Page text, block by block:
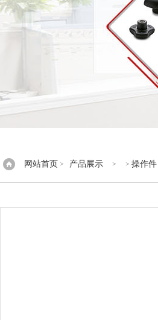
网站首页 > 产品展示 > > 操作件